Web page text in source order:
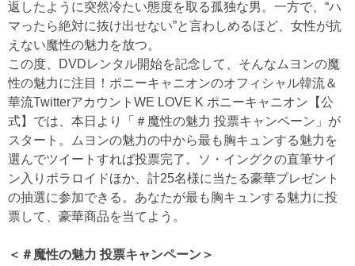
返したように突然冷たい態度を取る孤独な男。一方で、“ハ
マったら絶対に抜け出せない”と言わしめるほど、女性が抗
えない魔性の魅力を放つ。
この度、DVDレンタル開始を記念して、そんなムヨンの魔
性の魅力に注目！ポニーキャニオンのオフィシャル韓流＆
華流TwitterアカウントWE LOVE K ポニーキャニオン【公
式】では、本日より「＃魔性の魅力 投票キャンペーン」が
スタート。ムヨンの魅力の中から最も胸キュンする魅力を
選んでツイートすれば投票完了。ソ・イングクの直筆サイ
ン入りポラロイドほか、計25名様に当たる豪華プレゼント
の抽選に参加できる。あなたが最も胸キュンする魅力に投
票して、豪華商品を当てよう。
＜＃魔性の魅力 投票キャンペーン＞